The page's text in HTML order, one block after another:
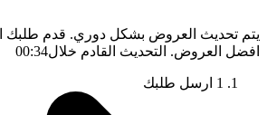
يتم تحديث العروض بشكل دوري. قدم طلبك
افضل العروض. التحديث القادم خلال00:33
1 ارسل طلبك